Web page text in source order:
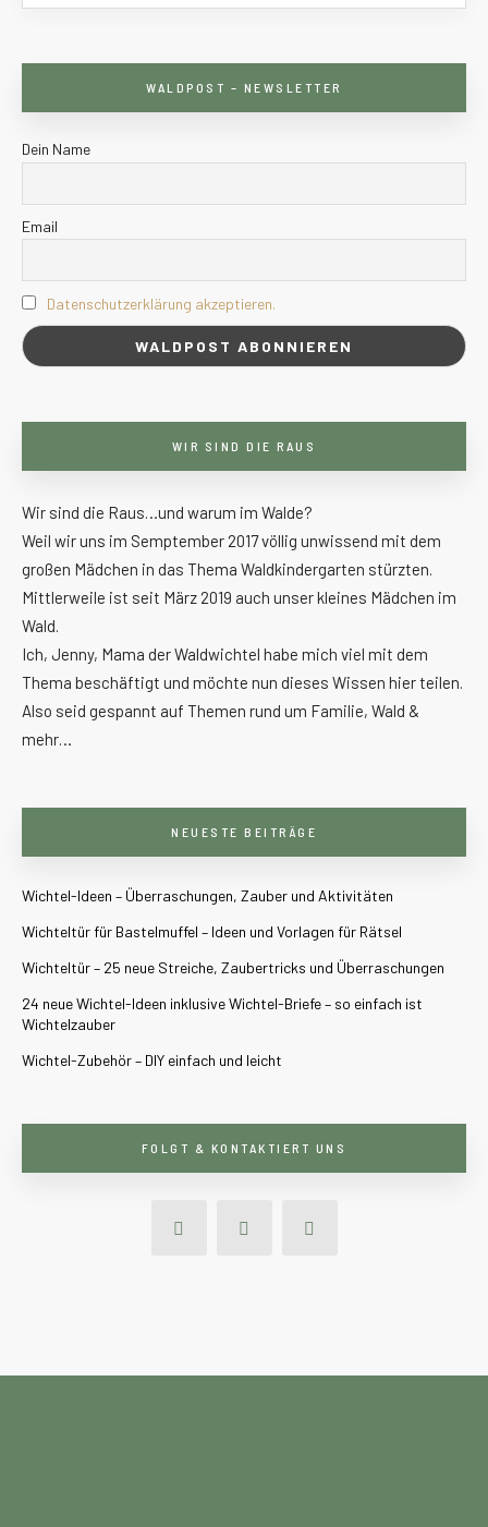
WALDPOST – NEWSLETTER
Dein Name
Email
Datenschutzerklärung akzeptieren.
WIR SIND DIE RAUS
Wir sind die Raus…und warum im Walde?
Weil wir uns im Semptember 2017 völlig unwissend mit dem
großen Mädchen in das Thema Waldkindergarten stürzten.
Mittlerweile ist seit März 2019 auch unser kleines Mädchen im
Wald.
Ich, Jenny, Mama der Waldwichtel habe mich viel mit dem
Thema beschäftigt und möchte nun dieses Wissen hier teilen.
Also seid gespannt auf Themen rund um Familie, Wald &
mehr…
NEUESTE BEITRÄGE
Wichtel-Ideen – Überraschungen, Zauber und Aktivitäten
Wichteltür für Bastelmuffel – Ideen und Vorlagen für Rätsel
Wichteltür – 25 neue Streiche, Zaubertricks und Überraschungen
24 neue Wichtel-Ideen inklusive Wichtel-Briefe – so einfach ist
Wichtelzauber
Wichtel-Zubehör – DIY einfach und leicht
FOLGT & KONTAKTIERT UNS